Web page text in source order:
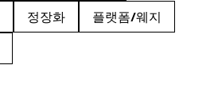
정장화
플랫폼/웨지